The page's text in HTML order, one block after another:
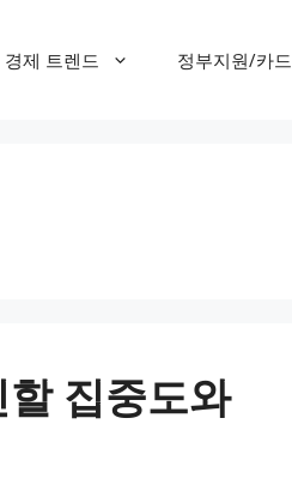
경제 트렌드 정부지원/카드
집중도와